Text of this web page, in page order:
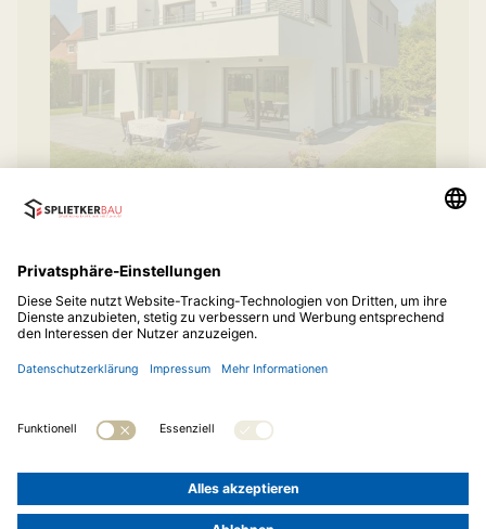
© 2026Splietker Bau GmbH & Co. KG
05242 93122-11
Impressum
Datenschutz